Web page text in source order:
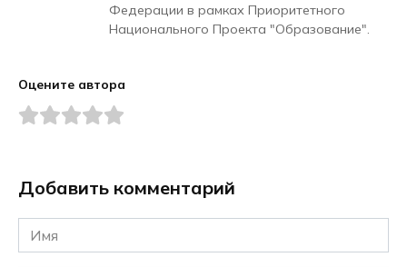
Федерации в рамках Приоритетного
Национального Проекта "Образование".
Оцените автора
Добавить комментарий
Имя
*